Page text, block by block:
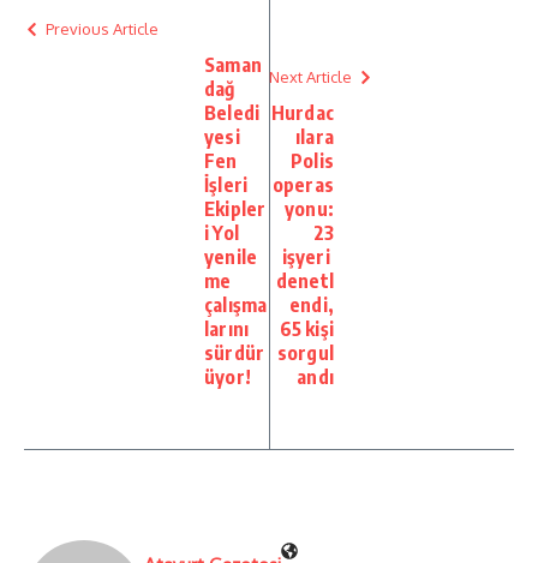
Previous Article
Saman
dağ
Beledi
yesi
Fen
İşleri
Ekipler
i Yol
yenile
me
çalışma
larını
sürdür
üyor!
Next Article
Hurdac
ılara
Polis
operas
yonu:
23
işyeri
denetl
endi,
65 kişi
sorgul
andı